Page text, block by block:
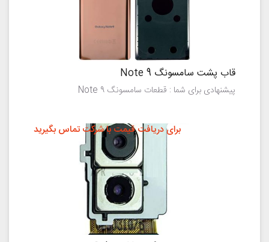
قاب پشت سامسونگ Note 9
پیشنهادی برای شما : قطعات سامسونگ Note 9
برای دریافت قیمت با شرکت تماس بگیرید